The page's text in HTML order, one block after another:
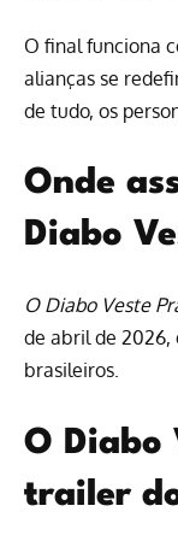
O final funciona
alianças se
de tudo, os
Onde
Diabo
O Diabo Veste
de abril de 2026,
brasileiros.
O Diabo
trailer